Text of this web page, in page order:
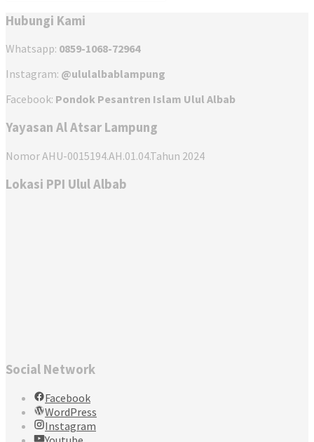
Hubungi Kami
Whatsapp: 0859-1068-72964
Instagram: @ululalbablampung
Facebook: Pondok Pesantren Islam Ulul Albab
Yayasan Al Atsar Lampung
Nomor AHU-0015194.AH.01.04.Tahun 2024
Lokasi PPI Ulul Albab
Social Network
Facebook
WordPress
Instagram